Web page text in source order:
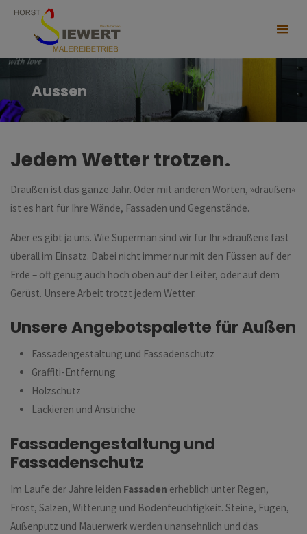
Skip
Aussen
Jedem Wetter trotzen.
Draußen ist das ganze Jahr. Oder mit anderen Worten, »draußen«
ist es hart für Ihre Wände, Fassaden und Gegenstände.
Aber es gibt ja uns. Wie Superman sind wir für Ihr »draußen« fast
überall im Einsatz. Dabei nicht immer nur mit den Füssen auf der
Erde – oft genug auch hoch oben auf der Leiter, oder auf dem
Gerüst. Unsere Arbeit trotzt jedem Wetter.
Unsere Angebotspalette für Außen
Fassadengestaltung und Fassadenschutz
Graffiti-Entfernung
Holzschutz
Lackieren und Anstriche
Fassadengestaltung und
Fassadenschutz
Im Laufe der Jahre leiden Fassaden erheblich unter Regen,
Frost, Salzen, Witterung und Bodenfeuchtigkeit. Steine, Fugen,
Außenputz und Mauerwerk werden unansehnlich und das